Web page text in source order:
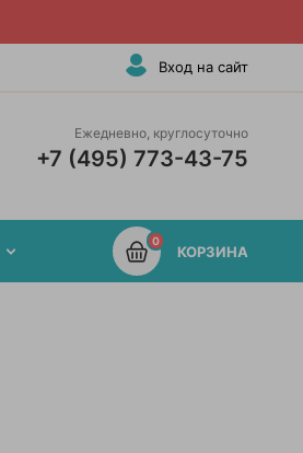
Вход на сайт
Ежедневно, круглосуточно
+7 (495) 773-43-75
0
КОРЗИНА